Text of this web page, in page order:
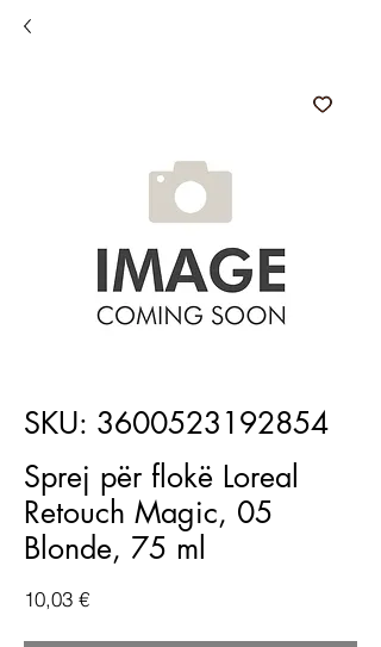
SKU: 3600523192854
Sprej për flokë Loreal
Retouch Magic, 05
Blonde, 75 ml
10,03 €Price